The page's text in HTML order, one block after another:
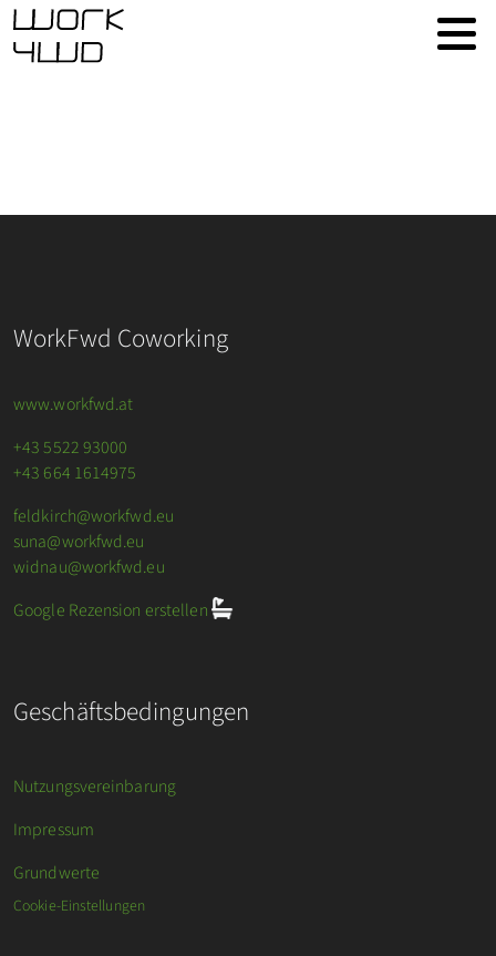
WorkFwd Coworking
www.workfwd.at
+43 5522 93000
+43 664 1614975
feldkirch@workfwd.eu
suna@workfwd.eu
widnau@workfwd.eu
Google Rezension erstellen
Geschäftsbedingungen
Nutzungsvereinbarung
Impressum
Grundwerte
Cookie-Einstellungen